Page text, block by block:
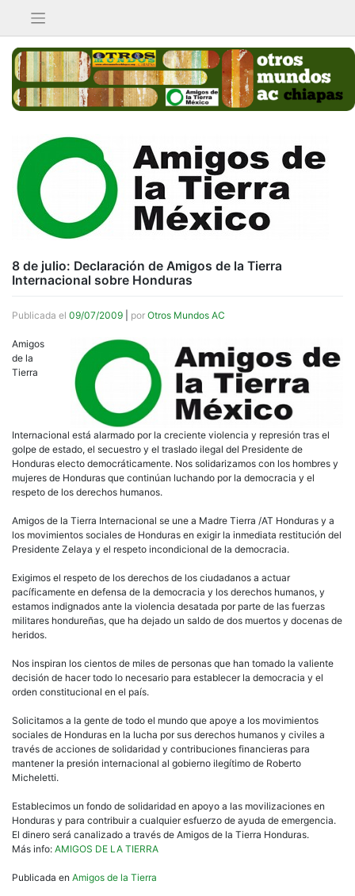
contenido
8 de julio: Declaración de Amigos de la Tierra
Internacional sobre Honduras
Publicada el 09/07/2009 por Otros Mundos AC
Amigos
de la
Tierra
Internacional está alarmado por la creciente violencia y represión tras el
golpe de estado, el secuestro y el traslado ilegal del Presidente de
Honduras electo democráticamente. Nos solidarizamos con los hombres y
mujeres de Honduras que continúan luchando por la democracia y el
respeto de los derechos humanos.
Amigos de la Tierra Internacional se une a Madre Tierra /AT Honduras y a
los movimientos sociales de Honduras en exigir la inmediata restitución del
Presidente Zelaya y el respeto incondicional de la democracia.
Exigimos el respeto de los derechos de los ciudadanos a actuar
pacíficamente en defensa de la democracia y los derechos humanos, y
estamos indignados ante la violencia desatada por parte de las fuerzas
militares hondureñas, que ha dejado un saldo de dos muertos y docenas de
heridos.
Nos inspiran los cientos de miles de personas que han tomado la valiente
decisión de hacer todo lo necesario para establecer la democracia y el
orden constitucional en el país.
Solicitamos a la gente de todo el mundo que apoye a los movimientos
sociales de Honduras en la lucha por sus derechos humanos y civiles a
través de acciones de solidaridad y contribuciones financieras para
mantener la presión internacional al gobierno ilegítimo de Roberto
Micheletti.
Establecimos un fondo de solidaridad en apoyo a las movilizaciones en
Honduras y para contribuir a cualquier esfuerzo de ayuda de emergencia.
El dinero será canalizado a través de Amigos de la Tierra Honduras.
Más info: AMIGOS DE LA TIERRA
Publicada en Amigos de la Tierra